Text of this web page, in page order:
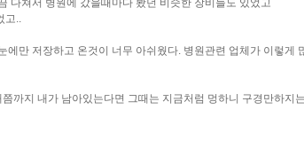
..
에만 저장하고 온것이 너무 아쉬웠다. 병원관련 업체가 이렇게
까지 내가 남아있는다면 그때는 지금처럼 멍하니 구경만하지